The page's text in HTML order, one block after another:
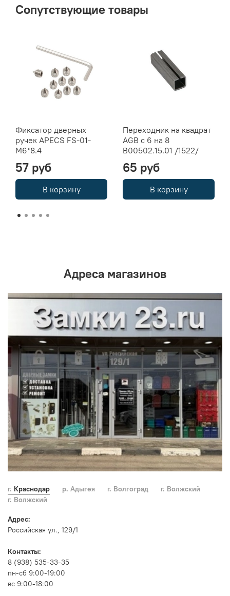
Сопутствующие товары
Фиксатор дверных
ручек APECS FS-01-
M6*8.4
57 руб
В корзину
Переходник на квадрат
AGB с 6 на 8
B00502.15.01 /1522/
65 руб
В корзину
Адреса магазинов
г. Краснодар р. Адыгея г. Волгоград
г. Волжский
г. Волжский
Адрес:
Российская ул., 129/1
Контакты:
8 (938) 535-33-35
пн-сб 9:00-19:00
вс 9:00-18:00